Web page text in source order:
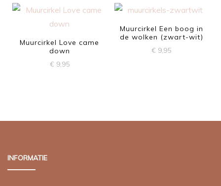
Muurcirkel Love came
down
€ 9,95
Muurcirkel Een boog in
de wolken (zwart-wit)
€ 9,95
INFORMATIE